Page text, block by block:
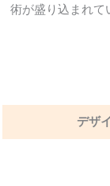
術が盛り込まれて
デザ